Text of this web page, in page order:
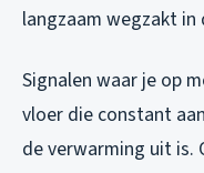
langzaam wegzakt in
Signalen waar je op
vloer die constant
de verwarming uit is.